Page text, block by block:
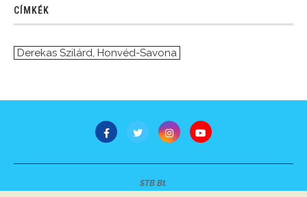
CÍMKÉK
Derekas Szilárd, Honvéd-Savona
STB Bt.